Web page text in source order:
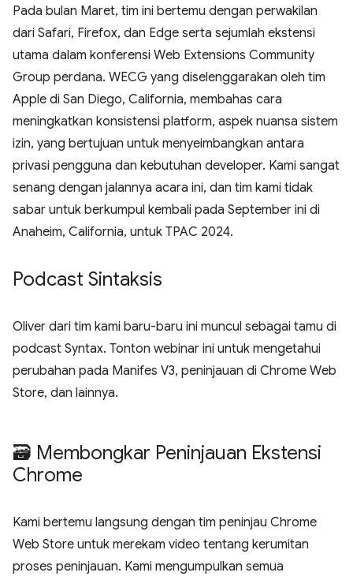
Pada bulan Maret, tim ini bertemu dengan perwakilan
dari Safari, Firefox, dan Edge serta sejumlah ekstensi
utama dalam konferensi Web Extensions Community
Group perdana. WECG yang diselenggarakan oleh tim
Apple di San Diego, California, membahas cara
meningkatkan konsistensi platform, aspek nuansa sistem
izin, yang bertujuan untuk menyeimbangkan antara
privasi pengguna dan kebutuhan developer. Kami sangat
senang dengan jalannya acara ini, dan tim kami tidak
sabar untuk berkumpul kembali pada September ini di
Anaheim, California, untuk TPAC 2024.
Podcast Sintaksis
Oliver dari tim kami baru-baru ini muncul sebagai tamu di
podcast Syntax. Tonton webinar ini untuk mengetahui
perubahan pada Manifes V3, peninjauan di Chrome Web
Store, dan lainnya.
🗃️ Membongkar Peninjauan Ekstensi
Chrome
Kami bertemu langsung dengan tim peninjau Chrome
Web Store untuk merekam video tentang kerumitan
proses peninjauan. Kami mengumpulkan semua